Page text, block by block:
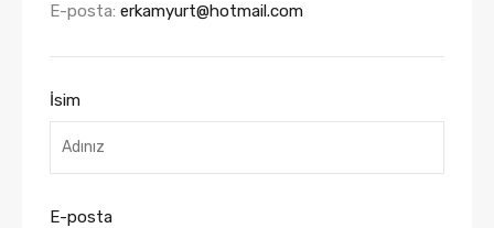
E-posta: erkamyurt@hotmail.com
İsim
E-posta